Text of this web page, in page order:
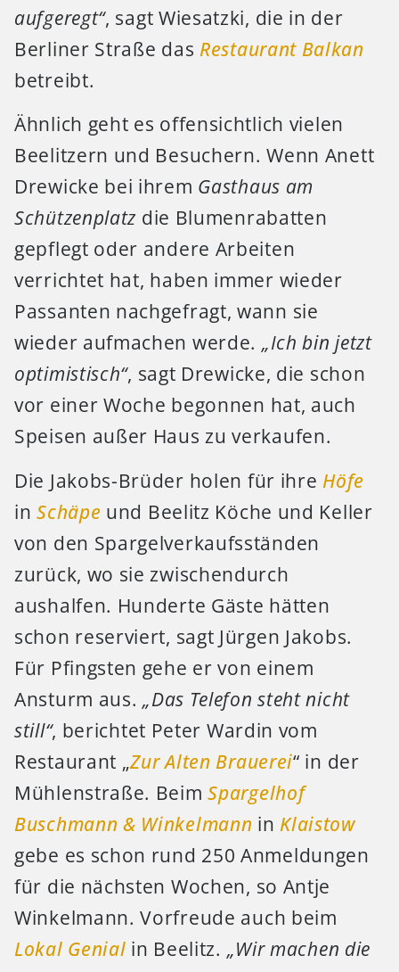
aufgeregt“, sagt Wiesatzki, die in der
Berliner Straße das Restaurant Balkan
betreibt.
Ähnlich geht es offensichtlich vielen
Beelitzern und Besuchern. Wenn Anett
Drewicke bei ihrem Gasthaus am
Schützenplatz die Blumenrabatten
gepflegt oder andere Arbeiten
verrichtet hat, haben immer wieder
Passanten nachgefragt, wann sie
wieder aufmachen werde. „Ich bin jetzt
optimistisch“, sagt Drewicke, die schon
vor einer Woche begonnen hat, auch
Speisen außer Haus zu verkaufen.
Die Jakobs-Brüder holen für ihre Höfe
inSchäpe und Beelitz Köche und Keller
von den Spargelverkaufsständen
zurück, wo sie zwischendurch
aushalfen. Hunderte Gäste hätten
schon reserviert, sagt Jürgen Jakobs.
Für Pfingsten gehe er von einem
Ansturm aus. „Das Telefon steht nicht
still“, berichtet Peter Wardin vom
Restaurant „Zur Alten Brauerei“ in der
Mühlenstraße. BeimSpargelhof
Buschmann & Winkelmann in Klaistow
gebe es schon rund 250 Anmeldungen
für die nächsten Wochen, so Antje
Winkelmann. Vorfreude auch beim
Lokal Genial in Beelitz. „Wir machen die